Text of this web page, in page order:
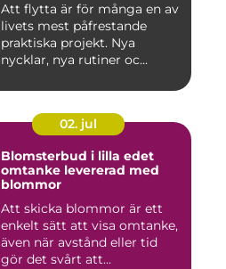
Att flytta är för många en av
livets mest påfrestande
praktiska projekt. Nya
nycklar, nya rutiner oc...
02. jul
Blomsterbud i lilla edet
omtanke levererad med
blommor
Att skicka blommor är ett
enkelt sätt att visa omtanke,
även när avstånd eller tid
gör det svårt att...